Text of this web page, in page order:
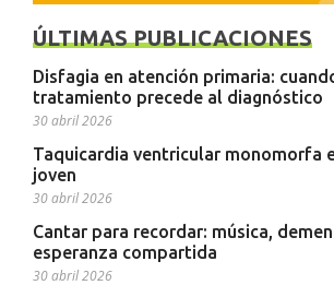
ÚLTIMAS PUBLICACIONES
Disfagia en atención primaria:
tratamiento precede al diagnóstico
30 abril 2026
Taquicardia ventricular monomorfa
joven
30 abril 2026
Cantar para recordar: música,
esperanza compartida
30 abril 2026